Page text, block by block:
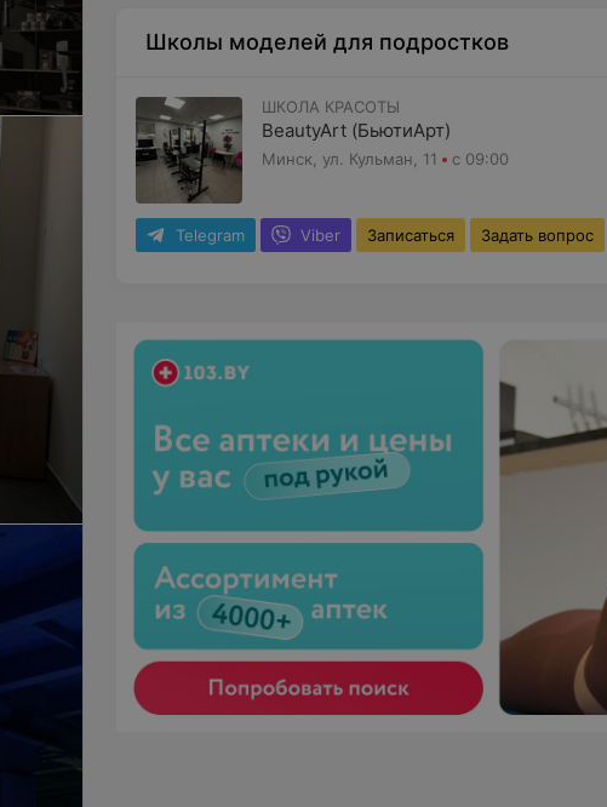
Школы моделей для подростков
ШКОЛА КРАСОТЫ
BeautyArt (БьютиАрт)
Минск, ул. Кульман, 11 с 09:00
Telegram Viber Записаться Задать вопрос